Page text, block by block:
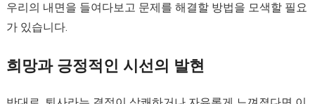
우리의 내면을 들여다보고 문제를 해결할 방법을 모색할 필요
가 있습니다.
희망과 긍정적인 시선의 발현